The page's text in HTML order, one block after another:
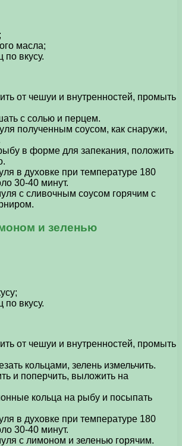
масла;
по вкусу.
от чешуи и внутренностей, промыть
с солью и перцем.
полученным соусом, как снаружи,
в форме для запекания, положить
в духовке при температуре 180
30-40 минут.
с сливочным соусом горячим с
и зеленью
по вкусу.
от чешуи и внутренностей, промыть
кольцами, зелень измельчить.
и поперчить, выложить на
кольца на рыбу и посыпать
в духовке при температуре 180
30-40 минут.
с лимоном и зеленью горячим.